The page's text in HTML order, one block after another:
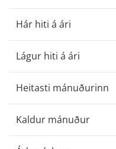
Hár hiti á ári
Lágur hiti á ári
Heitasti mánuðurinn
Kaldur mánuður